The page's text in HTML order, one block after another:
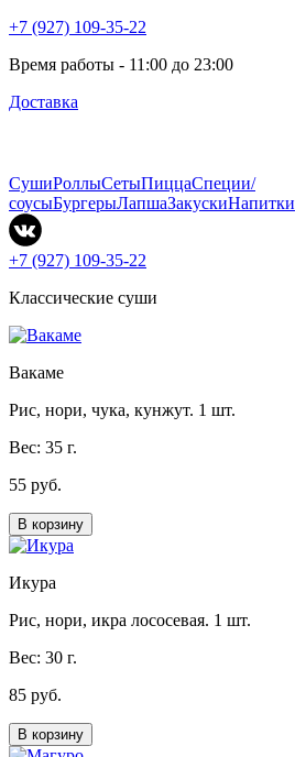
+7 (927) 109-35-22
Время работы - 11:00 до 23:00
Доставка
СушиРоллыСетыПиццаСпеции/
соусыБургерыЛапшаЗакускиНапитки
+7 (927) 109-35-22
Классические суши
Вакаме
Рис, нори, чука, кунжут. 1 шт.
Вес: 35 г.
55 руб.
В корзину
Икура
Рис, нори, икра лососевая. 1 шт.
Вес: 30 г.
85 руб.
В корзину